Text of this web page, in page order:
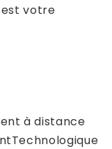
est votre
à distance